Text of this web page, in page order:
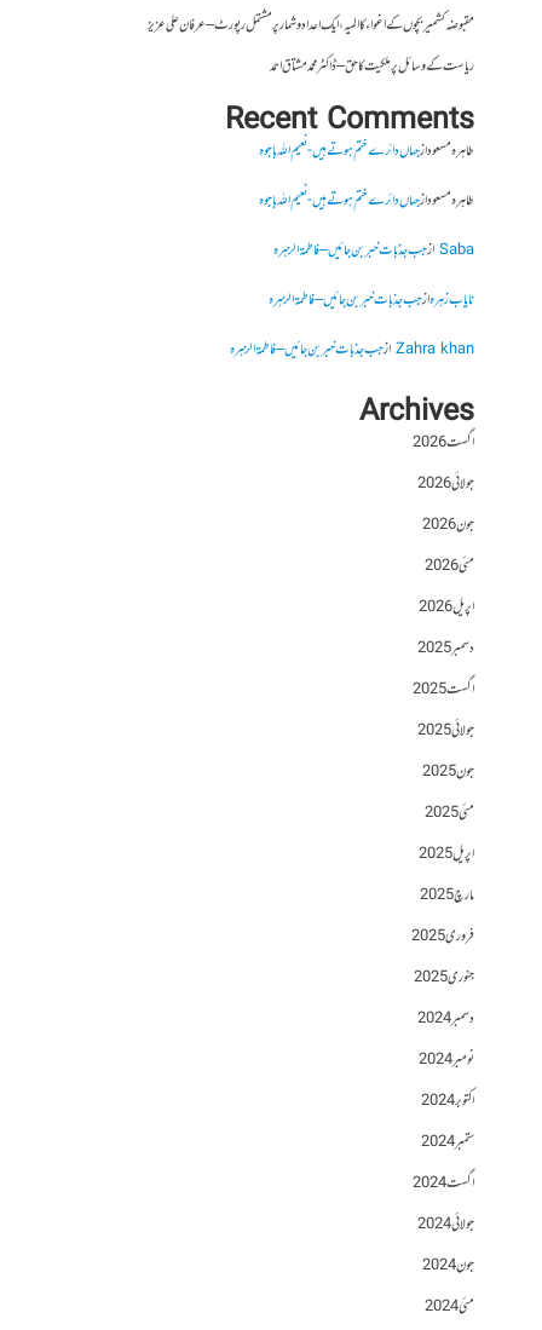
مقبوضہ کشمیر بچوں کے اغواء کا المیہ، ایک اعداد و شمار پر مشتمل رپورٹ – عرفان علی عزیز
ریاست کے وسائل پر ملکیت کا حق – ڈاکٹر محمد مشتاق احمد
Recent Comments
طاہرہ مسعودازجہاں دائرے ختم ہوتے ہیں- نعیم اللہ باجوہ
طاہرہ مسعودازجہاں دائرے ختم ہوتے ہیں- نعیم اللہ باجوہ
Sabaازجب جذبات خبر بن جائیں – فاطمۃالزہرہ
نایاب زہرہازجب جذبات خبر بن جائیں – فاطمۃالزہرہ
Zahra khanازجب جذبات خبر بن جائیں – فاطمۃالزہرہ
Archives
اگست 2026
جولائی 2026
جون 2026
مئی 2026
اپریل 2026
دسمبر 2025
اگست 2025
جولائی 2025
جون 2025
مئی 2025
اپریل 2025
مارچ 2025
فروری 2025
جنوری 2025
دسمبر 2024
نومبر 2024
اکتوبر 2024
ستمبر 2024
اگست 2024
جولائی 2024
جون 2024
مئی 2024